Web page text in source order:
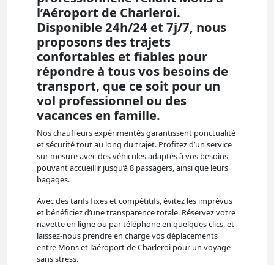
l’Aéroport de Charleroi.
Disponible 24h/24 et 7j/7, nous
proposons des trajets
confortables et fiables pour
répondre à tous vos besoins de
transport, que ce soit pour un
vol professionnel ou des
vacances en famille.
Nos chauffeurs expérimentés garantissent ponctualité
et sécurité tout au long du trajet. Profitez d’un service
sur mesure avec des véhicules adaptés à vos besoins,
pouvant accueillir jusqu’à 8 passagers, ainsi que leurs
bagages.
Avec des tarifs fixes et compétitifs, évitez les imprévus
et bénéficiez d’une transparence totale. Réservez votre
navette en ligne ou par téléphone en quelques clics, et
laissez-nous prendre en charge vos déplacements
entre Mons et l’aéroport de Charleroi pour un voyage
sans stress.